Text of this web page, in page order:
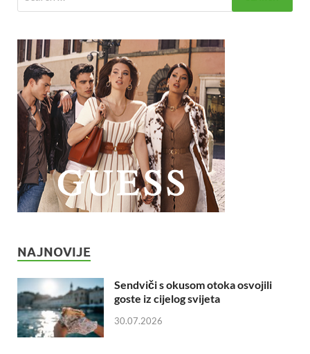
NAJNOVIJE
Sendviči s okusom otoka osvojili
goste iz cijelog svijeta
30.07.2026